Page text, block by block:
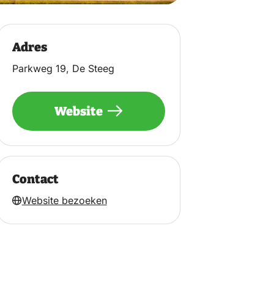
Adres
Parkweg 19, De Steeg
Website
Contact
Website bezoeken